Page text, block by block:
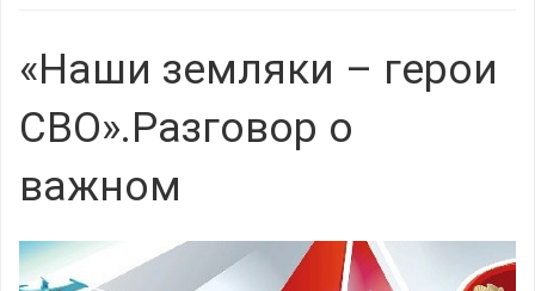
«Наши земляки – герои
СВО».Разговор о
важном